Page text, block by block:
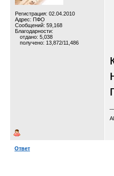
Регистрация: 02.04.2010
Адрес: ПФО
Сообщений: 59,168
Благодарности:
отдано: 5,038
получено: 13,872/11,486
Ответ